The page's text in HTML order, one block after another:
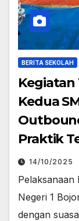
BERITA SEKOLAH
Kegiatan
Kedua
Praktik
14/10/2025
Pelaksanaan
Negeri 1
dengan